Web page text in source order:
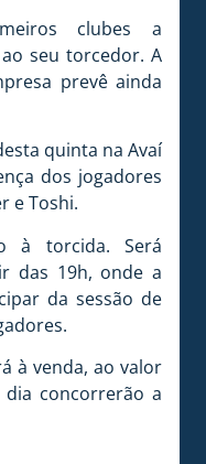
clubes a
seu torcedor. A
prevê ainda
quinta na Avaí
dos jogadores
e Toshi.
à torcida. Será
das 19h, onde a
da sessão de
à venda, ao valor
dia concorrerão a